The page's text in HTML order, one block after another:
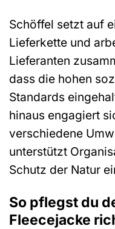
Schöffel setzt auf
Lieferkette und
Lieferanten
dass die hohen
Standards
hinaus engagiert
verschiedene
unterstützt
Schutz der Natur
So pflegst du
Fleecejacke